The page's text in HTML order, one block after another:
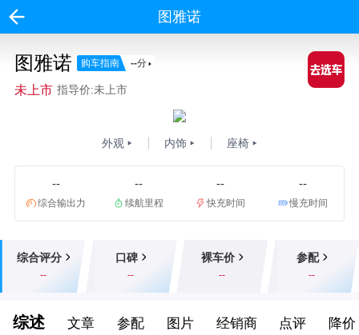
图雅诺
图雅诺 购车指南 --分
未上市 指导价:未上市
外观 内饰 座椅
--
综合输出力
--
续航里程
--
快充时间
--
慢充时间
综合评分
--
口碑
--
裸车价
--
参配
--
综述 文章 参配 图片 经销商 点评 降价